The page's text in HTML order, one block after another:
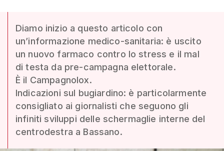
Diamo inizio a questo articolo con
un’informazione medico-sanitaria: è uscito
un nuovo farmaco contro lo stress e il mal
di testa da pre-campagna elettorale.
È il Campagnolox.
Indicazioni sul bugiardino: è particolarmente
consigliato ai giornalisti che seguono gli
infiniti sviluppi delle schermaglie interne del
centrodestra a Bassano.